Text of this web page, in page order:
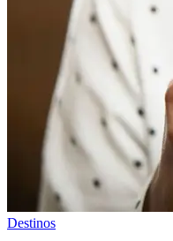
Destinos